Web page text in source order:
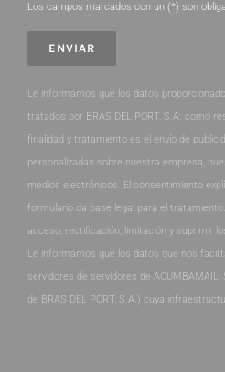
Los campos marcados con un (*) son
Le informamos que los datos
tratados por BRAS DEL PORT, S.A. como
finalidad y tratamiento es el envío de
personalizadas sobre nuestra empresa,
medios electrónicos. El consentimiento
formulario da base legal para el
acceso, rectificación, limitación y suprimir
Le informamos que los datos que nos
servidores de servidores de
de BRAS DEL PORT, S.A.) cuya